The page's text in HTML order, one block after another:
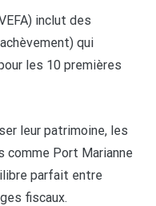
inclut des
qui
les 10 premières
leur patrimoine, les
comme Port Marianne
parfait entre
fiscaux.